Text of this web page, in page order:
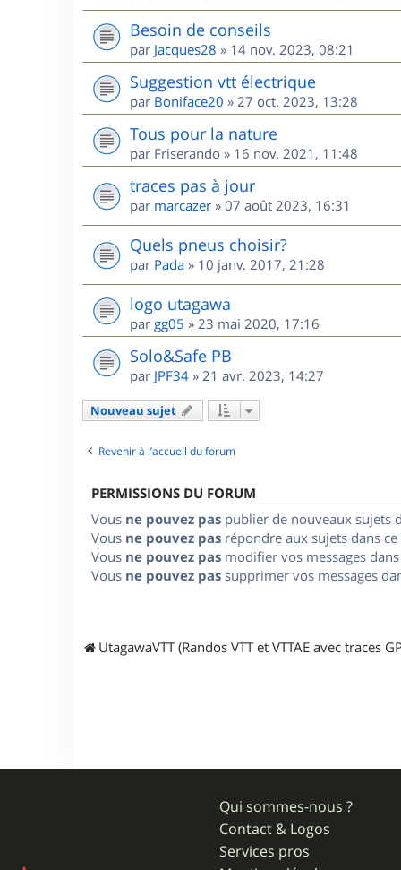
Besoin de conseils
par Jacques28 » 14 nov. 2023, 08:21
Suggestion vtt électrique
par Boniface20 » 27 oct. 2023, 13:28
Tous pour la nature
par Friserando » 16 nov. 2021, 11:48
traces pas à jour
par marcazer » 07 août 2023, 16:31
Quels pneus choisir?
par Pada » 10 janv. 2017, 21:28
logo utagawa
par gg05 » 23 mai 2020, 17:16
Solo&Safe PB
par JPF34 » 21 avr. 2023, 14:27
Nouveau sujet
Revenir à l’accueil du forum
PERMISSIONS DU FORUM
Vous ne pouvez pas publier de nouveaux sujets
Vous ne pouvez pas répondre aux sujets dans
Vous ne pouvez pas modifier vos messages
Vous ne pouvez pas supprimer vos messages
UtagawaVTT (Randos VTT et VTTAE avec traces
Qui sommes-nous ?
Contact & Logos
Services pros